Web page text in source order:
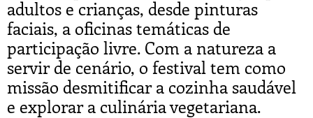
adultos e crianças, desde pinturas
faciais, a oficinas temáticas de
participação livre. Com a natureza a
servir de cenário, o festival tem como
missão desmitificar a cozinha saudável
e explorar a culinária vegetariana.